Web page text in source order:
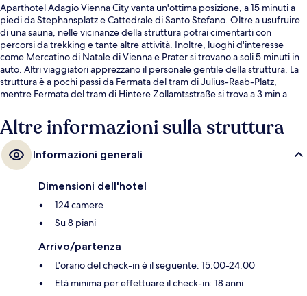
Aparthotel Adagio Vienna City vanta un'ottima posizione, a 15 minuti a
piedi da Stephansplatz e Cattedrale di Santo Stefano. Oltre a usufruire
di una sauna, nelle vicinanze della struttura potrai cimentarti con
percorsi da trekking e tante altre attività. Inoltre, luoghi d'interesse
come Mercatino di Natale di Vienna e Prater si trovano a soli 5 minuti in
auto. Altri viaggiatori apprezzano il personale gentile della struttura. La
struttura è a pochi passi da Fermata del tram di Julius-Raab-Platz,
mentre Fermata del tram di Hintere Zollamtsstraße si trova a 3 min a
Altre informazioni sulla struttura
Informazioni generali
Dimensioni dell'hotel
124 camere
Su 8 piani
Arrivo/partenza
L'orario del check-in è il seguente: 15:00-24:00
Età minima per effettuare il check-in: 18 anni